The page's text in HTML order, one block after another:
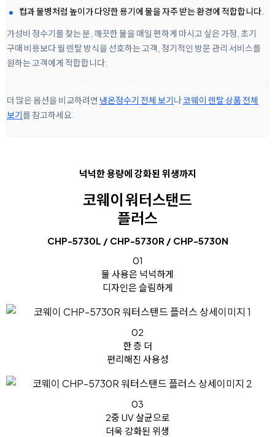
컵과 물병처럼 높이가 다양한 용기에 물을 자주 받는 환경에 적합합니다.
가성비 정수기를 찾는 분, 깨끗한 물을 매일 편하게 마시고 싶은 가정, 초기
구매 비용보다 월 렌탈 방식을 선호하는 고객, 정기적인 방문 관리 서비스를
원하는 고객에게 적합합니다.
더 많은 옵션을 비교하려면 냉온정수기 전체 보기나코웨이 렌탈 상품 전체
보기를 참고하세요.
넉넉한 용량에 강화된 위생까지
코웨이 워터스탠드
플러스
CHP-5730L / CHP-5730R / CHP-5730N
01
물 사용은 넉넉하게
디자인은 슬림하게
02
한 층 더
편리해진 사용성
03
2중 UV 살균으로
더욱 강화된 위생